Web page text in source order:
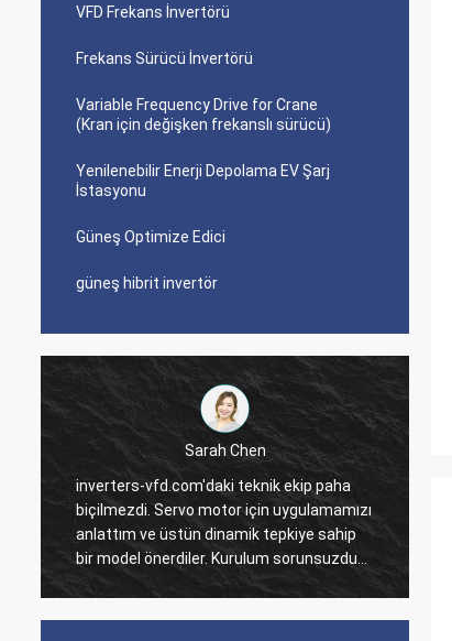
VFD Frekans İnvertörü
Frekans Sürücü İnvertörü
Variable Frequency Drive for Crane
(Kran için değişken frekanslı sürücü)
Yenilenebilir Enerji Depolama EV Şarj
İstasyonu
Güneş Optimize Edici
güneş hibrit invertör
Sarah Chen
inverters-vfd.com'daki teknik ekip paha
biçilmezdi. Servo motor için uygulamamızı
anlattım ve üstün dinamik tepkiye sahip
bir model önerdiler. Kurulum sorunsuzdu
ve hassasiyet döngü sürelerimizi